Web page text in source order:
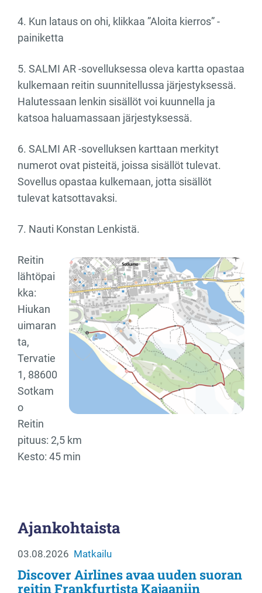
4. Kun lataus on ohi, klikkaa ”Aloita kierros” -
painiketta
5. SALMI AR -sovelluksessa oleva kartta opastaa
kulkemaan reitin suunnitellussa järjestyksessä.
Halutessaan lenkin sisällöt voi kuunnella ja
katsoa haluamassaan järjestyksessä.
6. SALMI AR -sovelluksen karttaan merkityt
numerot ovat pisteitä, joissa sisällöt tulevat.
Sovellus opastaa kulkemaan, jotta sisällöt
tulevat katsottavaksi.
7. Nauti Konstan Lenkistä.
Reitin
lähtöpai
kka:
Hiukan
uimaran
ta,
Tervatie
1, 88600
Sotkam
o
Reitin
pituus: 2,5 km
Kesto: 45 min
Ajankohtaista
03.08.2026 Matkailu
Discover Airlines avaa uuden suoran
reitin Frankfurtista Kajaaniin